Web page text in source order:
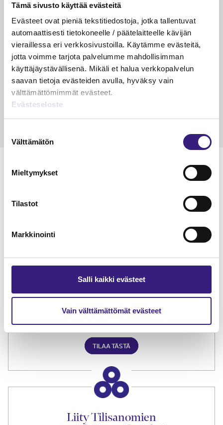
Tämä sivusto käyttää evästeitä
Evästeet ovat pieniä tekstitiedostoja, jotka tallentuvat
automaattisesti tietokoneelle / päätelaitteelle kävijän
vieraillessa eri verkkosivustoilla. Käytämme evästeitä,
jotta voimme tarjota palvelumme mahdollisimman
käyttäjäystävällisenä. Mikäli et halua verkkopalvelun
saavan tietoja evästeiden avulla, hyväksy vain
välttämättömimmät evästeet.
Evästeseloste
valinta
Välttämätön
Mieltymykset
Tilastot
Markkinointi
Salli kaikki evästeet
Vain välttämättömät evästeet
Kulu­veloitukset arvon­lisä­
verotuksessa – omien kulujen
veloitus, kulujen edelleen­
veloitus ja läpi­laskutus
15.5.2023 10 min
Tilaa Tilisanomien
lukuoikeus
TILAA TÄSTÄ
Liity Tilisanomien